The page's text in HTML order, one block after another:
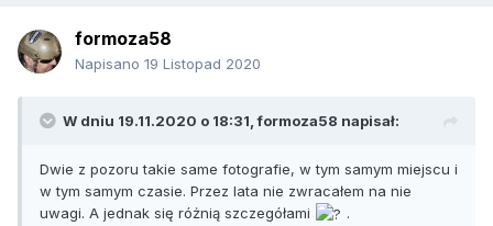
formoza58
Napisano 19 Listopad 2020
W dniu 19.11.2020 o 18:31,formoza58 napisał:
Dwie z pozoru takie same fotografie, w tym samym miejscu i
w tym samym czasie. Przez lata nie zwracałem na nie
uwagi. A jednak się różnią szczegółami
.